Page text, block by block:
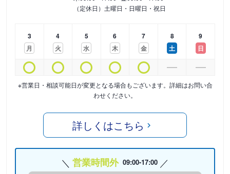
（定休日）土曜日・日曜日・祝日
3
月
4
火
5
水
6
木
7
金
8
土
9
日
※営業日・相談可能日が変更となる場合もございます。詳細はお問い合
わせください。
詳しくはこちら
営業時間外 09:00-17:00